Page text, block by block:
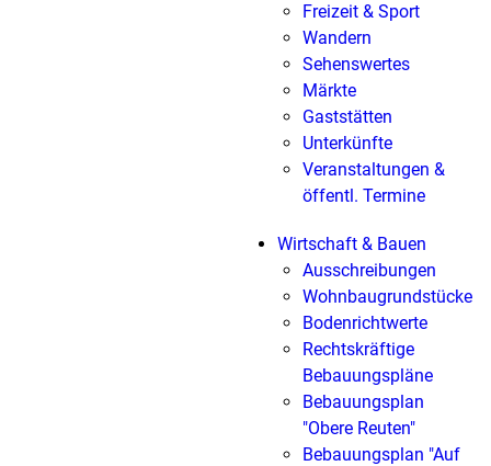
Freizeit & Sport
Wandern
Sehenswertes
Märkte
Gaststätten
Unterkünfte
Veranstaltungen &
öffentl. Termine
Wirtschaft & Bauen
Ausschreibungen
Wohnbaugrundstücke
Bodenrichtwerte
Rechtskräftige
Bebauungspläne
Bebauungsplan
"Obere Reuten"
Bebauungsplan "Auf